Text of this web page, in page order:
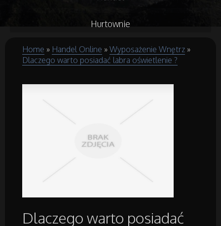
Hurtownie
Kredyty, Leasing
Budowlanka
Remonty, Elektryk, Hydraulik
Home » Handel Online » Wyposażenie Wnętrz »
Dlaczego warto posiadać labra oświetlenie ?
Dlaczego warto posiadać